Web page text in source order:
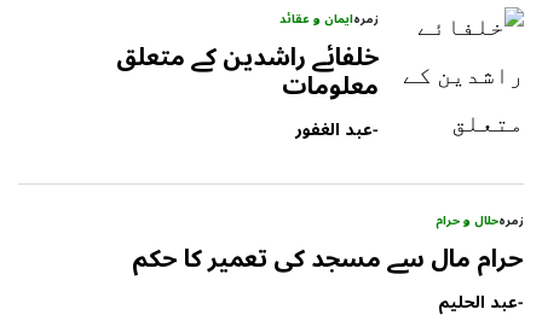
زمرہایمان و عقائد
خلفائے راشدین کے متعلق
معلومات
-عبد الغفور
زمرہحلال و حرام
حرام مال سے مسجد کی تعمیر کا حکم
-عبد الحلیم